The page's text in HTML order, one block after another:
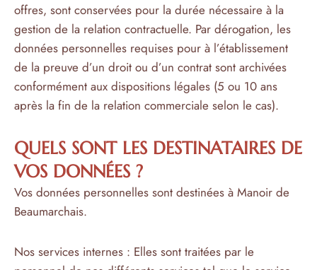
offres, sont conservées pour la durée nécessaire à la
gestion de la relation contractuelle. Par dérogation, les
données personnelles requises pour à l’établissement
de la preuve d’un droit ou d’un contrat sont archivées
conformément aux dispositions légales (5 ou 10 ans
après la fin de la relation commerciale selon le cas).
QUELS SONT LES DESTINATAIRES DE
VOS DONNÉES ?
Vos données personnelles sont destinées à Manoir de
Beaumarchais.
Nos services internes : Elles sont traitées par le